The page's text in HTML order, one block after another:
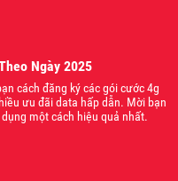
Ngày 2025
cách đăng ký các gói cước 4g
ưu đãi data hấp dẫn. Mời bạn
một cách hiệu quả nhất.